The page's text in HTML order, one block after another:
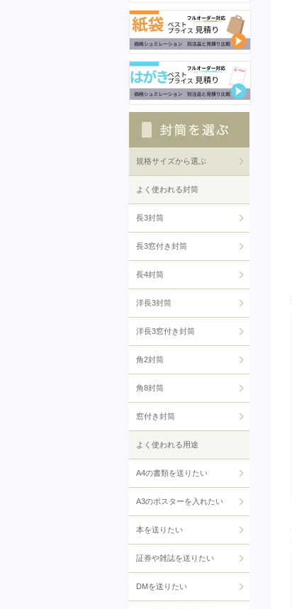
規格サイズから選ぶ
よく使われる封筒
長3封筒
長3窓付き封筒
長4封筒
洋長3封筒
洋長3窓付き封筒
角2封筒
角8封筒
窓付き封筒
よく使われる用途
A4の書類を送りたい
A3のポスターを入れたい
本を送りたい
証券や雑誌を送りたい
DMを送りたい